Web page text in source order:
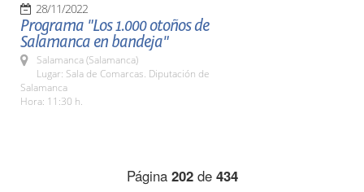
28/11/2022
Programa "Los 1.000 otoños de
Salamanca en bandeja"
Salamanca (Salamanca)
Lugar: Sala de Comarcas. Diputación de
Salamanca
Hora: 11:30 h.
Página 202de 434